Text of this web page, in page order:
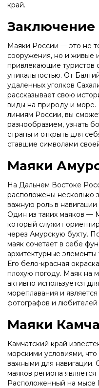
край.
Заключение
Маяки России — это не
сооружения, но и живые
привлекающие туристов
уникальностью. От
удаленных уголков
рассказывает свою
виды на природу и море.
линиям России, вы
разнообразием, узнать
страны и открыть для
ставшие символами
Маяки
На Дальнем Востоке
расположены несколько
важную роль в
Один из таких маяков —
который служит
через Амурскую бухту.
маяк сочетает в себе
архитектурные элементы
Его бело-красная
плохую погоду. Маяк на
активно используется
мореплавания и
фотографов и
Маяки
Камчатский край
морскими условиями,
важными для навигации.
маяков региона
Расположенный на мысе